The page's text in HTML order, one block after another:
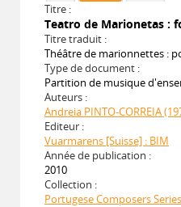
Titre :
Teatro de Marionetas :
Titre traduit :
Théâtre de marionnettes :
Type de document :
Partition de musique
Auteurs :
Andreia PINTO-CORREIA
Editeur :
Vuarmarens [Suisse] : BIM
Année de publication :
2010
Collection :
Portugese Composers Series